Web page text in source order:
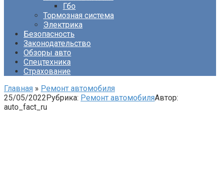
Гбо
Тормозная система
Электрика
Безопасность
Законодательство
Обзоры авто
Спецтехника
Страхование
Главная » Ремонт автомобиля
25/05/2022Рубрика: Ремонт автомобиляАвтор:
auto_fact_ru